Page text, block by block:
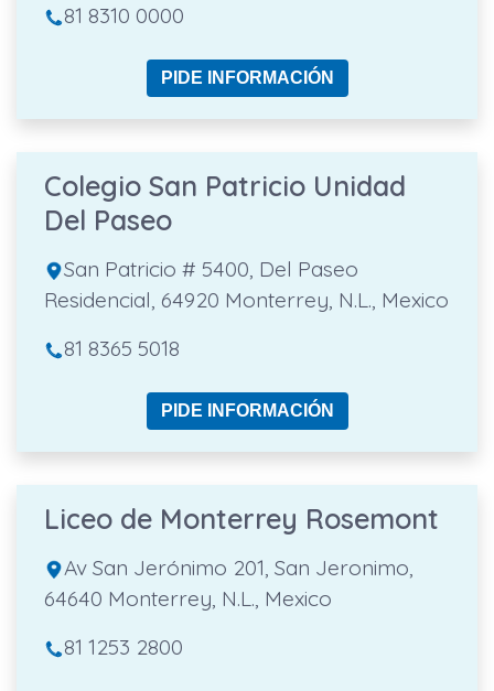
81 8310 0000
PIDE INFORMACIÓN
Colegio San Patricio Unidad
Del Paseo
San Patricio # 5400, Del Paseo
Residencial, 64920 Monterrey, N.L., Mexico
81 8365 5018
PIDE INFORMACIÓN
Liceo de Monterrey Rosemont
Av San Jerónimo 201, San Jeronimo,
64640 Monterrey, N.L., Mexico
81 1253 2800